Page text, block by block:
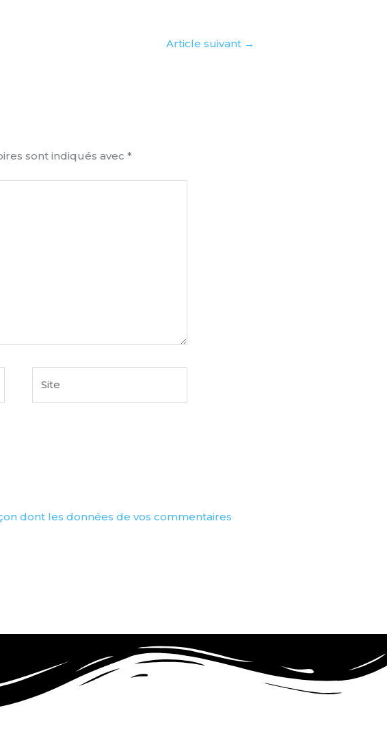
Article suivant →
sont indiqués avec*
dont les données de vos commentaires